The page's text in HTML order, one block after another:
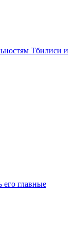
Тбилиси и
его главные